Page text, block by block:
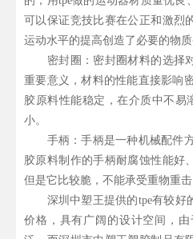
可以保证竞技比赛在公正和激烈
运动水平的提高创造了必要的物质
密封圈：密封圈材料的选择
重要意义，材料的性能直接影响
胶原料性能稳定，在介质中不易
小。
手柄：手柄是一种机械配件方
胶原料制作的手柄耐腐蚀性能好
但是它比较脆，不能承受重物重击
深圳中塑王提供的tpe有较好
价格，具有广阔的设计空间，